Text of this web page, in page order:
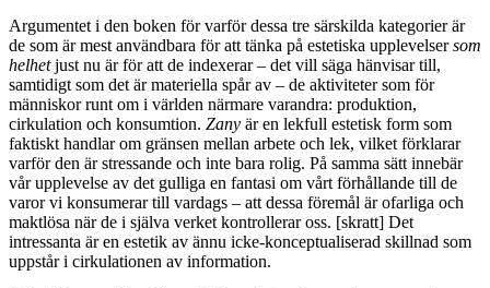
Argumentet i den boken för varför dessa tre särskilda kategorier är
de som är mest användbara för att tänka på estetiska upplevelsersom
helhetjust nu är för att de indexerar – det vill säga hänvisar till,
samtidigt som det är materiella spår av – de aktiviteter som för
människor runt om i världen närmare varandra: produktion,
cirkulation och konsumtion. Zany är en lekfull estetisk form som
faktiskt handlar om gränsen mellan arbete och lek, vilket förklarar
varför den är stressande och inte bara rolig. På samma sätt innebär
vår upplevelse av det gulliga en fantasi om vårt förhållande till de
varor vi konsumerar till vardags – att dessa föremål är ofarliga och
maktlösa när de i själva verket kontrollerar oss. [skratt] Det
intressanta är en estetik av ännu icke-konceptualiserad skillnad som
uppstår i cirkulationen av information.